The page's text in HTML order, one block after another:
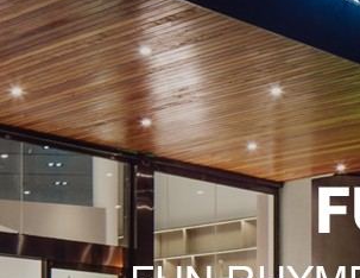
姓名